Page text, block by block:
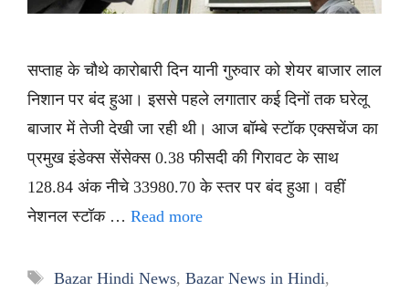
सप्ताह के चौथे कारोबारी दिन यानी गुरुवार को शेयर बाजार लाल
निशान पर बंद हुआ। इससे पहले लगातार कई दिनों तक घरेलू
बाजार में तेजी देखी जा रही थी। आज बॉम्बे स्टॉक एक्सचेंज का
प्रमुख इंडेक्स सेंसेक्स 0.38 फीसदी की गिरावट के साथ
128.84 अंक नीचे 33980.70 के स्तर पर बंद हुआ। वहीं
नेशनल स्टॉक … Read more
Tags
Bazar Hindi News, Bazar News in Hindi,